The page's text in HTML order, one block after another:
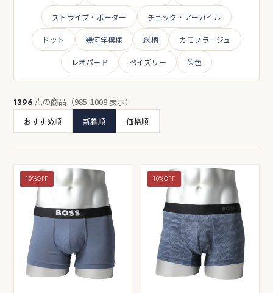
ストライプ・ボーダー チェック・アーガイル
ドット 幾何学模様 総柄 カモフラージュ
レオパード ペイズリー 染色
1396 点の商品（985-1008 表示）
おすすめ順 新着順 価格順
10%OFF 10%OFF